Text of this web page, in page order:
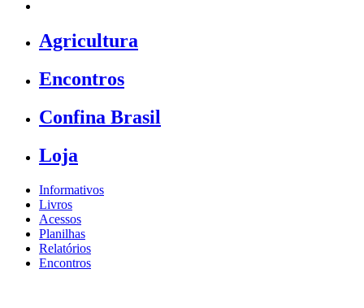
Agricultura
Encontros
Confina Brasil
Loja
Informativos
Livros
Acessos
Planilhas
Relatórios
Encontros